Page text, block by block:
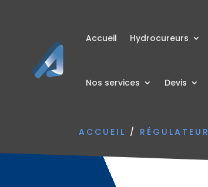
Accueil Hydrocureurs
Nos services Devis
ACCUEIL / RÉGULATEUR